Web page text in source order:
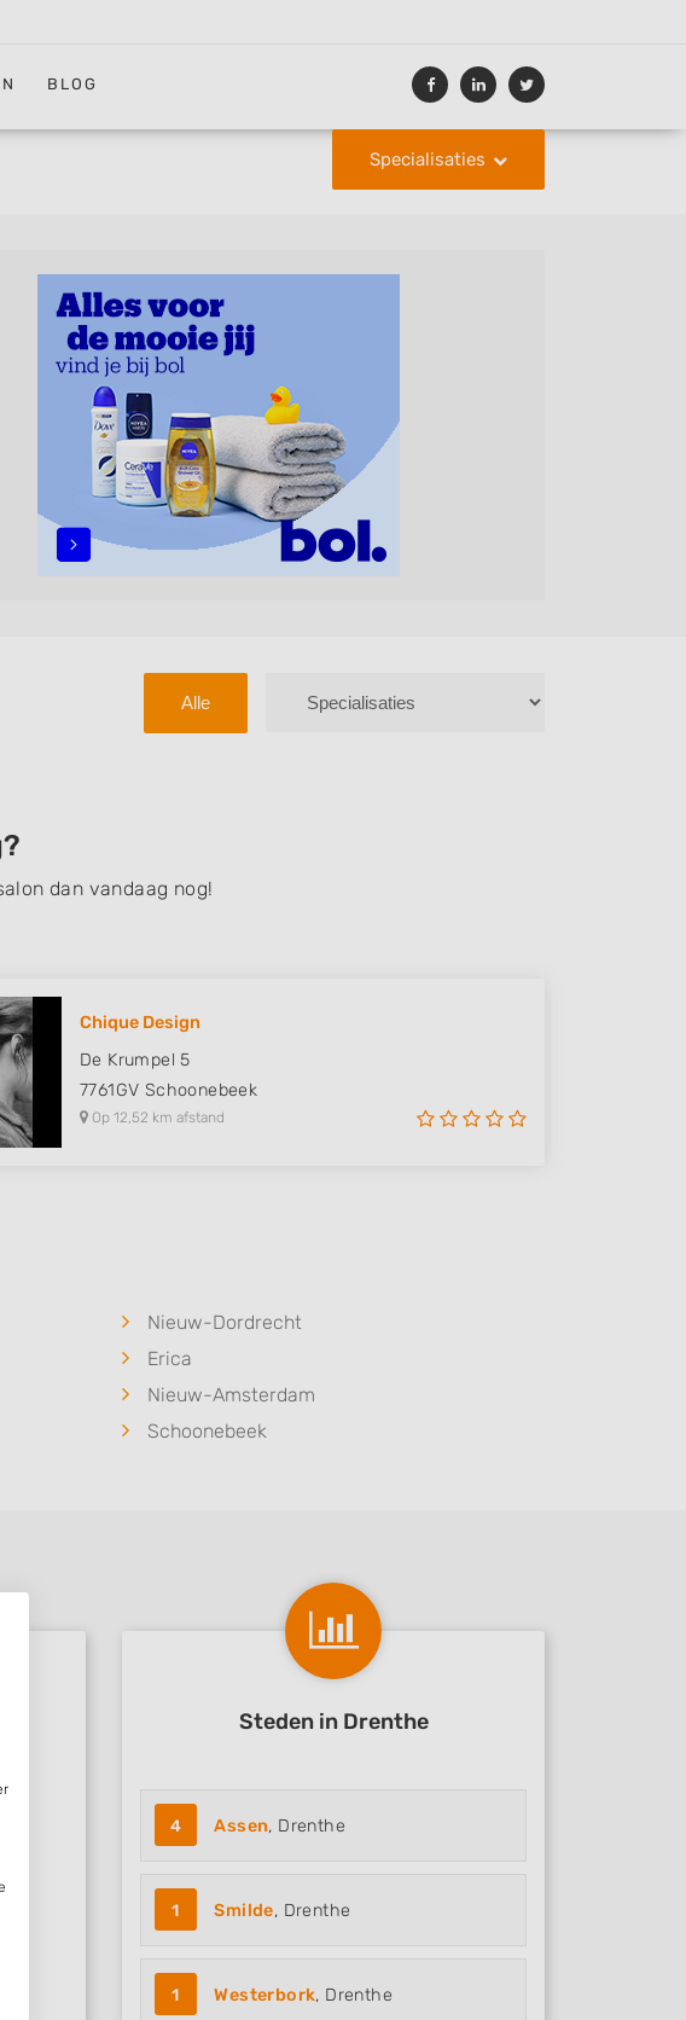
BLOG
Specialisaties
Alle
dan vandaag nog!
Chique Design
De Krumpel 5
7761GV Schoonebeek
Op 12,52 km afstand
Nieuw-Dordrecht
Erica
Nieuw-Amsterdam
Schoonebeek
Steden in Drenthe
4 Assen, Drenthe
1 Smilde, Drenthe
1 Westerbork, Drenthe